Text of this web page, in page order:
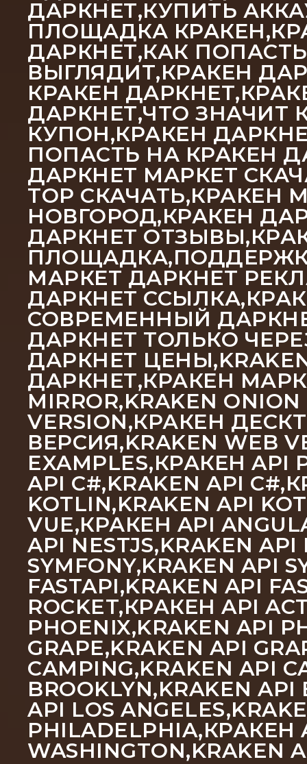
ДАРКНЕТ,КУПИТЬ
ПЛОЩАДКА
ДАРКНЕТ,КАК
ВЫГЛЯДИТ,КРАКЕН
КРАКЕН
ДАРКНЕТ,ЧТО ЗНАЧИТ
КУПОН,КРАКЕН
ПОПАСТЬ НА КРАКЕН
ДАРКНЕТ МАРКЕТ
ТОР СКАЧАТЬ,КРАКЕН
НОВГОРОД,КРАКЕН
ДАРКНЕТ
МАРКЕТ ДАРКНЕТ
ДАРКНЕТ
СОВРЕМЕННЫЙ
ДАРКНЕТ ТОЛЬКО
ДАРКНЕТ
ДАРКНЕТ,КРАКЕН
MIRROR,KRAKEN
VERSION,КРАКЕН
ВЕРСИЯ,KRAKEN WEB
EXAMPLES,КРАКЕН API
API C#,KRAKEN API
KOTLIN,KRAKEN API
VUE,КРАКЕН API
API NESTJS,KRAKEN
SYMFONY,KRAKEN API
FASTAPI,KRAKEN API
ROCKET,КРАКЕН API
PHOENIX,KRAKEN API
GRAPE,KRAKEN API
CAMPING,KRAKEN API
BROOKLYN,KRAKEN
API LOS
PHILADELPHIA,КРАКЕН
WASHINGTON,KRAKEN